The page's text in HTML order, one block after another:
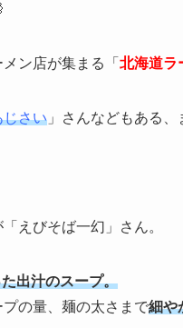
ン店が集まる「 北海道ラ
じさい 」さんなどもある
えびそば一幻」さん。
出汁のスープ。
の量、麺の太さまで細や